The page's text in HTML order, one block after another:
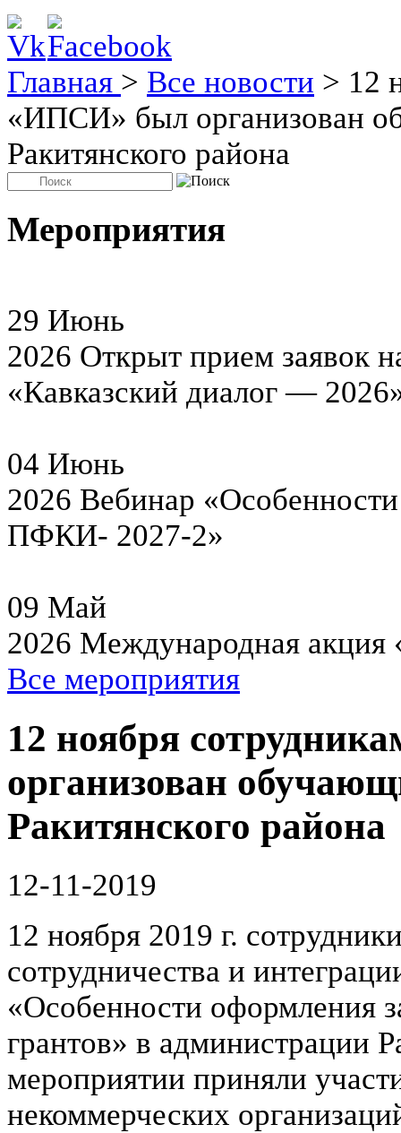
Главная > Все новости > 12
«ИПСИ» был организован
Ракитянского района
Мероприятия
29 Июнь
2026 Открыт прием заявок
«Кавказский диалог —
04 Июнь
2026 Вебинар
ПФКИ- 2027-2»
09 Май
2026 Международная
Все мероприятия
12 ноября
организован
Ракитянского района
12-11-2019
12 ноября 2019 г.
сотрудничества и
«Особенности оформления
грантов» в администрации
мероприятии приняли
некоммерческих